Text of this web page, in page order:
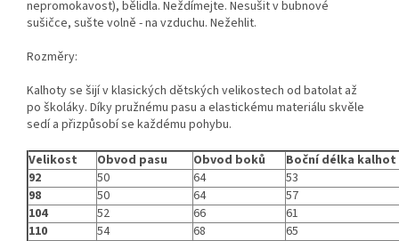
nepromokavost), bělidla. Neždímejte. Nesušit v bubnové
sušičce, sušte volně - na vzduchu. Nežehlit.
Rozměry:
Kalhoty se šijí v klasických dětských velikostech od batolat až
po školáky. Díky pružnému pasu a elastickému materiálu skvěle
sedí a přizpůsobí se každému pohybu.
Velikost
Obvod pasu Obvod boků
Boční délka kalhot
92
50 64
53
98
50 64
57
104
52 66
61
110
54 68
65